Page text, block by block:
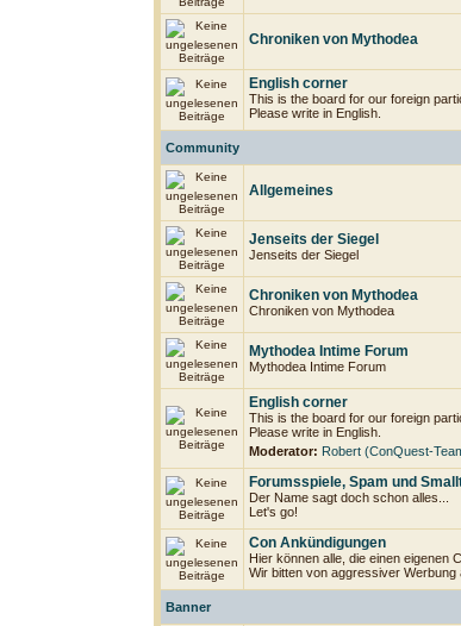
Chroniken von Mythodea
English corner
This is the board for our foreign
Please write in English.
Community
Allgemeines
Jenseits der Siegel
Jenseits der Siegel
Chroniken von Mythodea
Chroniken von Mythodea
Mythodea Intime Forum
Mythodea Intime Forum
English corner
This is the board for our foreign
Please write in English.
Moderator: Robert (ConQuest-
Forumsspiele, Spam und
Der Name sagt doch schon alles...
Let's go!
Con Ankündigungen
Hier können alle, die einen eigenen
Wir bitten von aggressiver Werbung
Banner